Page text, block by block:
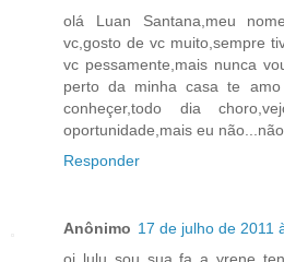
olá Luan Santana,meu
vc,gosto de vc muito,sempre
vc pessamente,mais nunca
perto da minha casa te
conheçer,todo dia
oportunidade,mais eu
Responder
Anônimo 17 de julho de 2011